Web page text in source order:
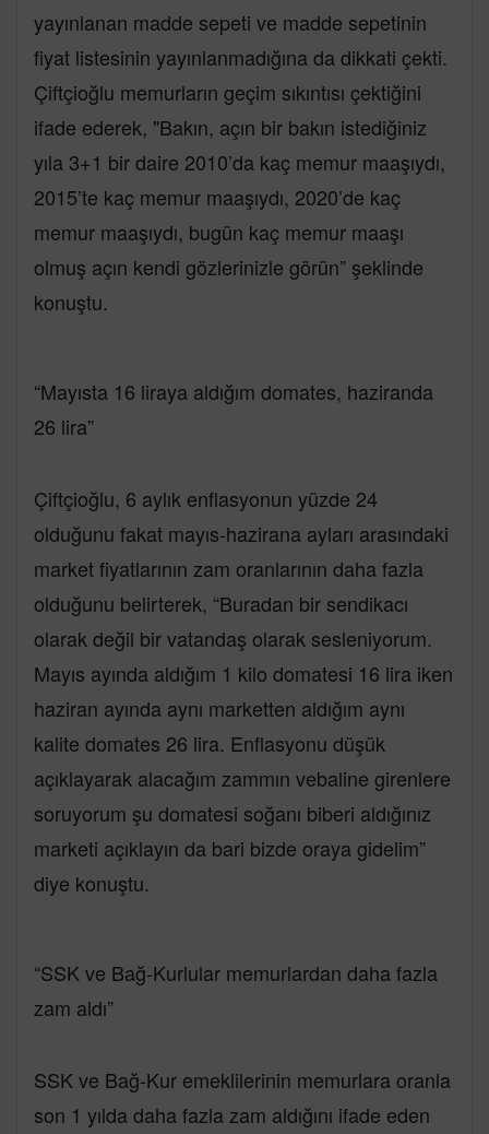
yayınlanan madde sepeti ve madde sepetinin
fiyat listesinin yayınlanmadığına da dikkati çekti.
Çiftçioğlu memurların geçim sıkıntısı çektiğini
ifade ederek, "Bakın, açın bir bakın istediğiniz
yıla 3+1 bir daire 2010’da kaç memur maaşıydı,
2015’te kaç memur maaşıydı, 2020’de kaç
memur maaşıydı, bugün kaç memur maaşı
olmuş açın kendi gözlerinizle görün” şeklinde
konuştu.
“Mayısta 16 liraya aldığım domates, haziranda
26 lira”
Çiftçioğlu, 6 aylık enflasyonun yüzde 24
olduğunu fakat mayıs-hazirana ayları arasındaki
market fiyatlarının zam oranlarının daha fazla
olduğunu belirterek, “Buradan bir sendikacı
olarak değil bir vatandaş olarak sesleniyorum.
Mayıs ayında aldığım 1 kilo domatesi 16 lira iken
haziran ayında aynı marketten aldığım aynı
kalite domates 26 lira. Enflasyonu düşük
açıklayarak alacağım zammın vebaline girenlere
soruyorum şu domatesi soğanı biberi aldığınız
marketi açıklayın da bari bizde oraya gidelim”
diye konuştu.
“SSK ve Bağ-Kurlular memurlardan daha fazla
zam aldı”
SSK ve Bağ-Kur emeklilerinin memurlara oranla
son 1 yılda daha fazla zam aldığını ifade eden